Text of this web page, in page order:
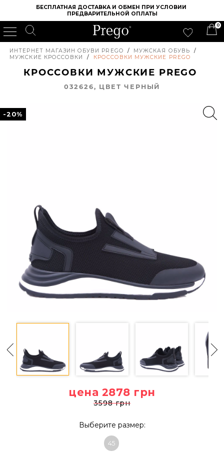
БЕСПЛАТНАЯ ДОСТАВКА И ОБМЕН ПРИ УСЛОВИИ
ПРЕДВАРИТЕЛЬНОЙ ОПЛАТЫ
0
ИНТЕРНЕТ МАГАЗИН ОБУВИ PREGO / МУЖСКАЯ ОБУВЬ
/
МУЖСКИЕ КРОССОВКИ
/ КРОССОВКИ МУЖСКИЕ PREGO
КРОССОВКИ МУЖСКИЕ PREGO
032626, ЦВЕТ ЧЕРНЫЙ
-20%
цена 2878 грн
3598 грн
Выберите размер:
45